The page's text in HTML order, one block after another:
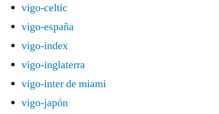
vigo-celtic
vigo-españa
vigo-index
vigo-inglaterra
vigo-inter de miami
vigo-japón